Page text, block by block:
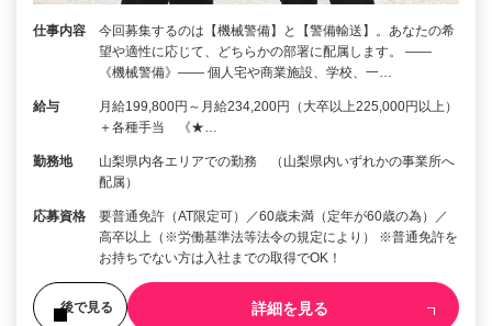
仕事内容
今回募集するのは【機械警備】と【警備輸送】。あなたの希
望や適性に応じて、どちらかの部署に配属します。 ――
《機械警備》―― 個人宅や商業施設、学校、一…
給与
月給199,800円～月給234,200円（大卒以上225,000円以上）
＋各種手当 《★…
勤務地
山梨県内各エリアでの勤務 （山梨県内いずれかの事業所へ
配属）
応募資格
要普通免許（AT限定可）／60歳未満（定年が60歳の為）／
高卒以上（※労働基準法等法令の規定により） ※普通免許を
お持ちでない方は入社までの取得でOK！
後で見る 詳細を見る